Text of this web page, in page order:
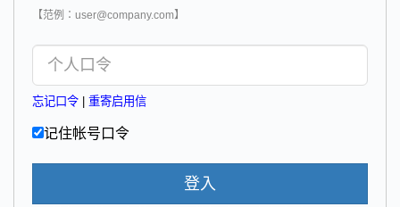
【范例：user@company.com】
忘记口令 重寄启用信
记住帐号口令
登入